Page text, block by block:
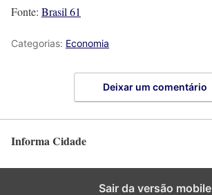
Fonte: Brasil 61
Categorias: Economia
Deixar um comentário
Informa Cidade
Sair da versão mobile